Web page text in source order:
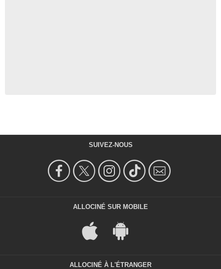
SUIVEZ-NOUS
ALLOCINÉ SUR MOBILE
ALLOCINÉ À L'ÉTRANGER